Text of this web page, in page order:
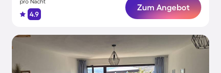
4.9
Zum Angebot